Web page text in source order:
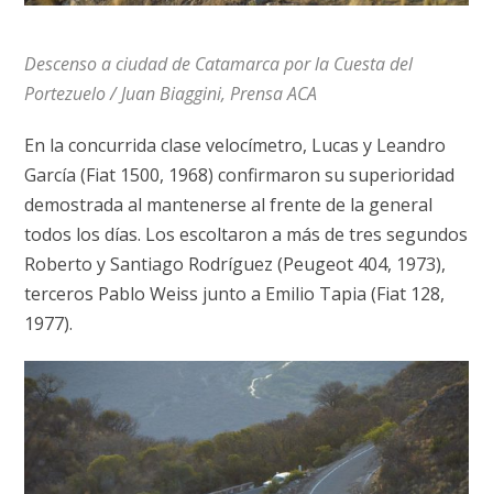
Descenso a ciudad de Catamarca por la Cuesta del
Portezuelo / Juan Biaggini, Prensa ACA
En la concurrida clase velocímetro, Lucas y Leandro
García (Fiat 1500, 1968) confirmaron su superioridad
demostrada al mantenerse al frente de la general
todos los días. Los escoltaron a más de tres segundos
Roberto y Santiago Rodríguez (Peugeot 404, 1973),
terceros Pablo Weiss junto a Emilio Tapia (Fiat 128,
1977).